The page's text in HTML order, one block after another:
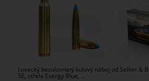
Lovecký bezolovnatý kulový náboj od Sellier &
SE, střela Exergy Blue, ...